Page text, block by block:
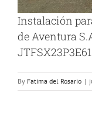
Instalación
de Aventura
By Fatima del Rosario |